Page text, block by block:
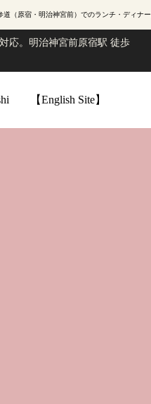
道（原宿・明治神宮前）でのランチ・ディナー
応。明治神宮前原宿駅 徒歩
【English Site】